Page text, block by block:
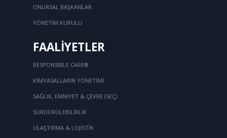
ONURSAL BAŞKANLAR
YÖNETİM KURULU
FAALİYETLER
RESPONSIBLE CARE®
KİMYASALLARIN YÖNETİMİ
SAĞLIK, EMNİYET & ÇEVRE (SEÇ)
SÜRDÜRÜLEBİLİRLİK
ULAŞTIRMA & LOJİSTİK